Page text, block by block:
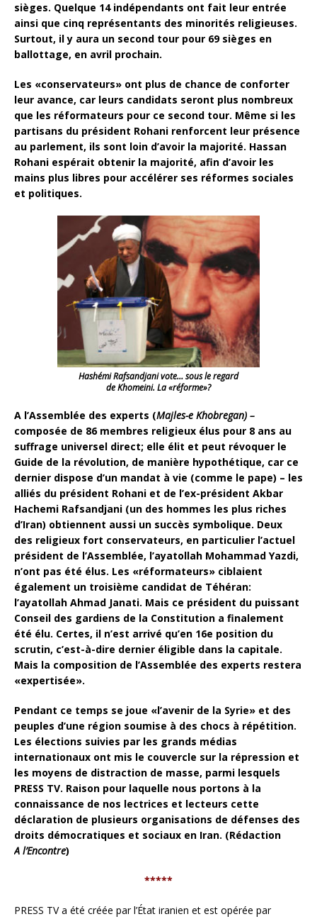
sièges. Quelque 14 indépendants ont fait leur entrée
ainsi que cinq représentants des minorités religieuses.
Surtout, il y aura un second tour pour 69 sièges en
ballottage, en avril prochain.
Les «conservateurs» ont plus de chance de conforter
leur avance, car leurs candidats seront plus nombreux
que les réformateurs pour ce second tour. Même si les
partisans du président Rohani renforcent leur présence
au parlement, ils sont loin d’avoir la majorité. Hassan
Rohani espérait obtenir la majorité, afin d’avoir les
mains plus libres pour accélérer ses réformes sociales
et politiques.
Hashémi Rafsandjani vote… sous le regard
de Khomeini. La «réforme»?
A l’Assemblée des experts (Majles-e Khobregan) –
composée de 86 membres religieux élus pour 8 ans au
suffrage universel direct; elle élit et peut révoquer le
Guide de la révolution, de manière hypothétique, car ce
dernier dispose d’un mandat à vie (comme le pape) – les
alliés du président Rohani et de l’ex-président Akbar
Hachemi Rafsandjani (un des hommes les plus riches
d’Iran) obtiennent aussi un succès symbolique. Deux
des religieux fort conservateurs, en particulier l’actuel
président de l’Assemblée, l’ayatollah Mohammad Yazdi,
n’ont pas été élus. Les «réformateurs» ciblaient
également un troisième candidat de Téhéran:
l’ayatollah Ahmad Janati. Mais ce président du puissant
Conseil des gardiens de la Constitution a finalement
été élu. Certes, il n’est arrivé qu’en 16e position du
scrutin, c’est-à-dire dernier éligible dans la capitale.
Mais la composition de l’Assemblée des experts restera
«expertisée».
Pendant ce temps se joue «l’avenir de la Syrie» et des
peuples d’une région soumise à des chocs à répétition.
Les élections suivies par les grands médias
internationaux ont mis le couvercle sur la répression et
les moyens de distraction de masse, parmi lesquels
PRESS TV. Raison pour laquelle nous portons à la
connaissance de nos lectrices et lecteurs cette
déclaration de plusieurs organisations de défenses des
droits démocratiques et sociaux en Iran. (Rédaction
A l’Encontre)
*****
PRESS TV a été créée par l’État iranien et est opérée par